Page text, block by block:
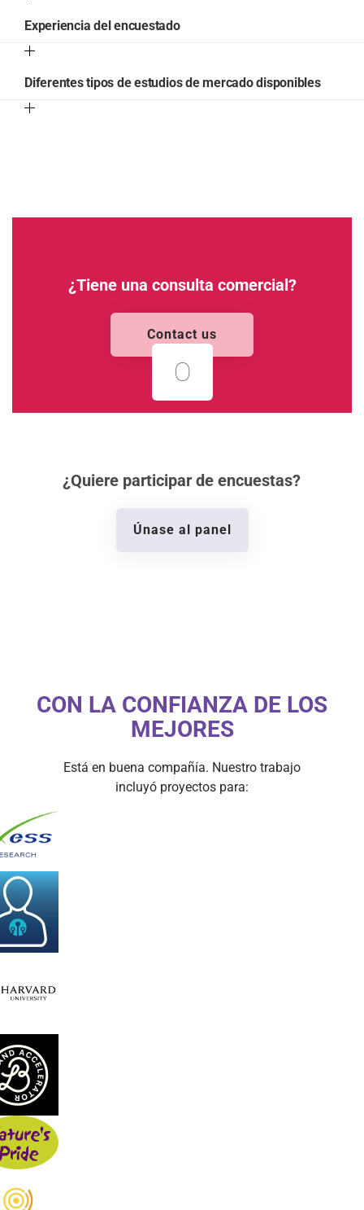
Experiencia del encuestado
Diferentes tipos de estudios de mercado disponibles
¿Tiene una consulta comercial?
Contact us
¿Quiere participar de encuestas?
Únase al panel
O
CON LA CONFIANZA DE LOS
MEJORES
Está en buena compañía. Nuestro trabajo
incluyó proyectos para: